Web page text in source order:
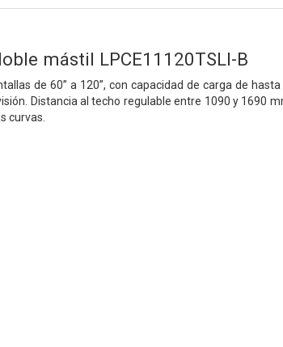
mástil LPCE11120TSLI-B
de 60” a 120”, con capacidad de carga de
Distancia al techo regulable entre 1090 y 1690
curvas.